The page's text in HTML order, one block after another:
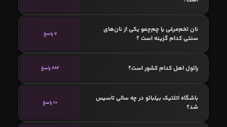
نان تخم‌مرغی یا چم‌چمو یکی از نان‌های
سنتی کدام گزینه است ؟
7 پاسخ
رائول اهل کدام کشور است؟ 882 پاسخ
باشگاه اتلتیک بیلبائو در چه سالی تاسیس
شد؟
10 پاسخ